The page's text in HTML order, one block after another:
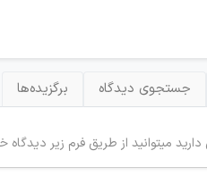
جستجوی دیدگاه برگزیده‌ها
دارید میتوانید از طریق فرم زیر